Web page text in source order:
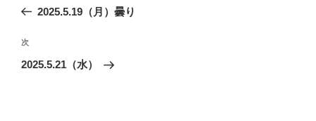
ビ
ゲ
の
稿
2025.5.19（月）曇り
次
の
次
2025.5.21（水）